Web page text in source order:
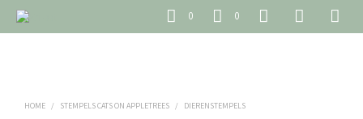
0 0
HOME / STEMPELS CATS ON APPLETREES / DIERENSTEMPELS